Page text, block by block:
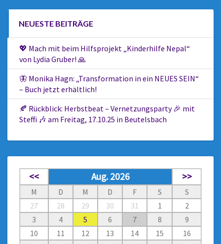
NEUESTE BEITRÄGE
💖 Mach mit beim Hilfsprojekt „Kinderhilfe Nepal“
von Lydia Gruber! 🙏
🦋 Monika Hagn: „Transformation in ein NEUES SEIN“
– Buch jetzt erhältlich!
🍂 Rückblick: Herbstbeat – Vernetzungsparty 🎉 mit
Steffi 🎶 am Freitag, 17.10.25 in Beutelsbach
<< Aug. 2026 >>
M D M D F S
S
27
28 29 30 31 1
2
3
4 5 6 7 8
9
10
11 12 13 14 15
16